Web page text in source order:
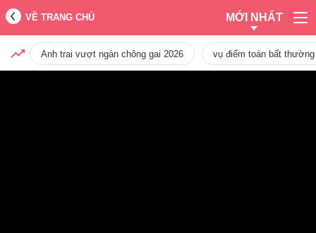
VỀ TRANG CHỦ MỚI NHẤT
Anh trai vượt ngàn chông gai 2026 vụ điểm toán bất